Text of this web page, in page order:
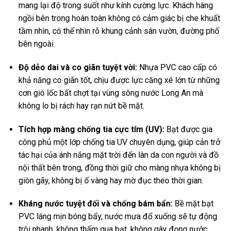
mang lại độ trong suốt như kính cường lực. Khách hàng
ngồi bên trong hoàn toàn không có cảm giác bị che khuất
tầm nhìn, có thể nhìn rõ khung cảnh sân vườn, đường phố
bên ngoài.
Độ dẻo dai và co giãn tuyệt vời:Nhựa PVC cao cấp có
khả năng co giãn tốt, chịu được lực căng xé lớn từ những
cơn gió lốc bất chợt tại vùng sông nước Long An mà
không lo bị rách hay rạn nứt bề mặt.
Tích hợp màng chống tia cực tím (UV):Bạt được gia
công phủ một lớp chống tia UV chuyên dụng, giúp cản trở
tác hại của ánh nắng mặt trời đến làn da con người và đồ
nội thất bên trong, đồng thời giữ cho màng nhựa không bị
giòn gãy, không bị ố vàng hay mờ đục theo thời gian.
Kháng nước tuyệt đối và chống bám bẩn:Bề mặt bạt
PVC láng mịn bóng bẩy, nước mưa đổ xuống sẽ tự động